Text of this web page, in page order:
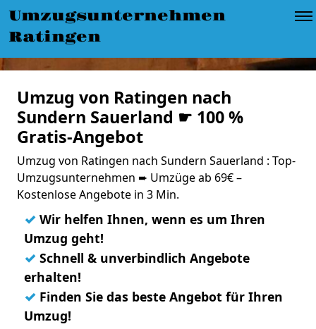
Umzugsunternehmen
Ratingen
Umzug von Ratingen nach
Sundern Sauerland ☛ 100 %
Gratis-Angebot
Umzug von Ratingen nach Sundern Sauerland : Top-
Umzugsunternehmen ➨ Umzüge ab 69€ –
Kostenlose Angebote in 3 Min.
✓ Wir helfen Ihnen, wenn es um Ihren
Umzug geht!
✓ Schnell & unverbindlich Angebote
erhalten!
✓ Finden Sie das beste Angebot für Ihren
Umzug!